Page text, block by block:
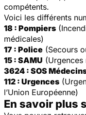
compétents.
Voici les différents
18 : Pompiers
médicales)
17 : Police (Secours
15 : SAMU (Urgences
3624 : SOS
112 : Urgences
l’Union Européenne)
En savoir plus